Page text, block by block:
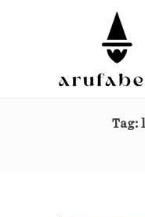
Tag: